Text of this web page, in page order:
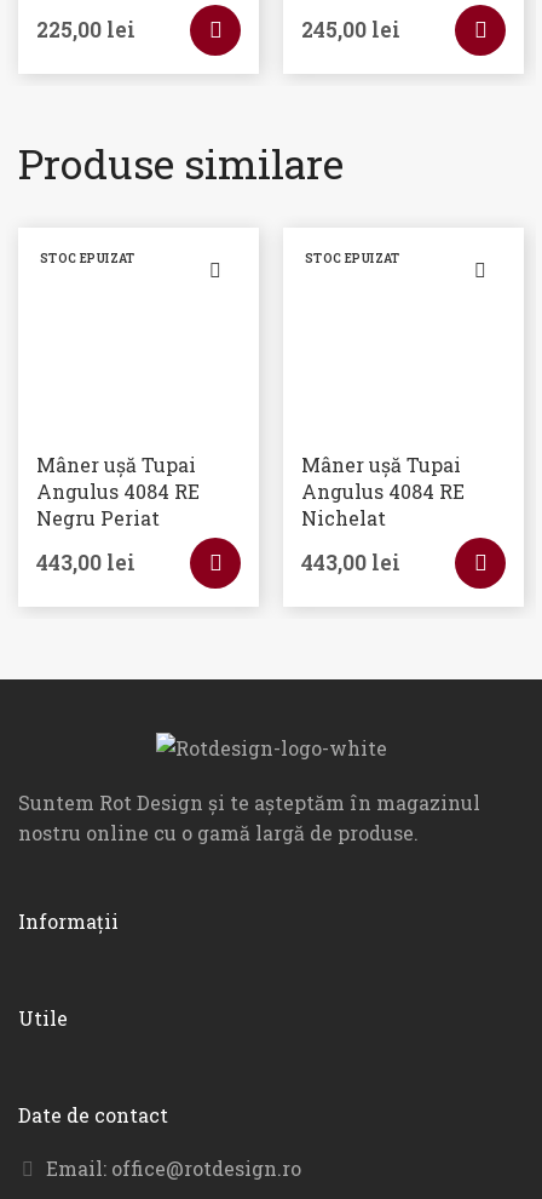
225,00 lei 245,00 lei
Produse similare
STOC EPUIZAT
Mâner ușă Tupai
Angulus 4084 RE
Negru Periat
443,00 lei
STOC EPUIZAT
Mâner ușă Tupai
Angulus 4084 RE
Nichelat
443,00 lei
Suntem Rot Design și te așteptăm în magazinul
nostru online cu o gamă largă de produse.
Informații
Utile
Date de contact
Email: office@rotdesign.ro